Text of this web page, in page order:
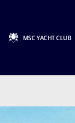
MSC YACHT CLUB